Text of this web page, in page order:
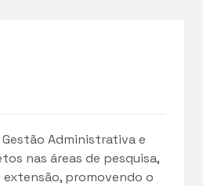
Gestão Administrativa e
nas áreas de pesquisa,
extensão, promovendo o